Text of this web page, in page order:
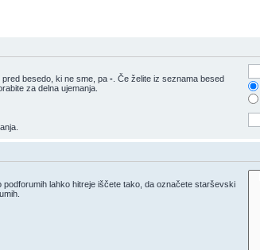
, pred besedo, ki ne sme, pa - . Če želite iz seznama besed
za delna ujemanja.
podforumih lahko hitreje iščete tako, da označete starševski